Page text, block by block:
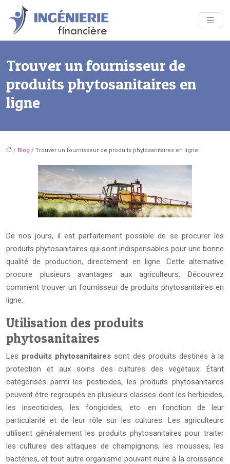
Trouver un fournisseur de
produits phytosanitaires en
ligne
/ Blog / Trouver un fournisseur de produits phytosanitaires en ligne
De nos jours, il est parfaitement possible de se procurer les
produits phytosanitaires qui sont indispensables pour une bonne
qualité de production, directement en ligne. Cette alternative
procure plusieurs avantages aux agriculteurs. Découvrez
comment trouver un fournisseur de produits phytosanitaires en
ligne.
Utilisation des produits
phytosanitaires
Les produits phytosanitaires sont des produits destinés à la
protection et aux soins des cultures des végétaux. Étant
catégorisés parmi les pesticides, les produits phytosanitaires
peuvent être regroupés en plusieurs classes dont les herbicides,
les insecticides, les fongicides, etc. en fonction de leur
particularité et de leur rôle sur les cultures. Les agriculteurs
utilisent généralement les produits phytosanitaires pour traiter
les cultures des attaques de champignons, les mousses, les
bactéries, et tout autre organisme pouvant nuire à la croissance